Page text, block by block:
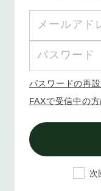
パスワードの再
FAXで受信中の
次